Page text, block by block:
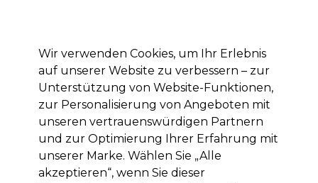
Anmelden
Marken Deals Haare Elektrogeräte Saloneinrichtung
Lieferung und Lieferzeiten
– mehr erfahren
Redken
Redken Shades EQ Bonder Inside
Wir verwenden Cookies, um Ihr Erlebnis
auf unserer Website zu verbessern – zur
Unterstützung von Website-Funktionen,
zur Personalisierung von Angeboten mit
unseren vertrauenswürdigen Partnern
und zur Optimierung Ihrer Erfahrung mit
unserer Marke. Wählen Sie „Alle
akzeptieren“, wenn Sie dieser